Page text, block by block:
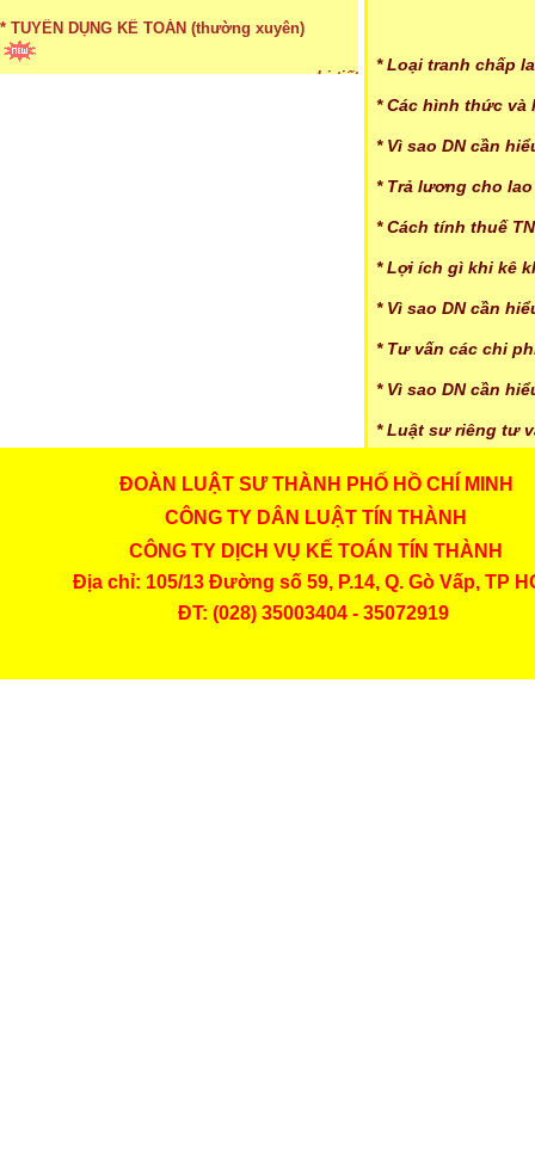
...xem chi tiết
* TUYỂN DỤNG KẾ TOÁN (thường xuyên)
* Bị thất lạc và mất di chúc thì áp dụng thừa kế
...xem chi tiết
* Loại tranh chấp
* Các hình thức
* Vì sao DN cần
* Trả lương cho
* Cách tính thuế
* Lợi ích gì khi kê
* Vì sao DN cần
* Tư vấn các chi
* Vì sao DN cần
* Luật sư riêng tư
ĐOÀN LUẬT SƯ THÀNH PHỐ HỒ CHÍ MINH
CÔNG TY DÂN LUẬT TÍN THÀNH
CÔNG TY DỊCH VỤ KẾ TOÁN TÍN THÀNH
Địa chỉ: 105/13 Đường số 59, P.14, Q. Gò Vấp, TP
ĐT: (028) 35003404 - 35072919